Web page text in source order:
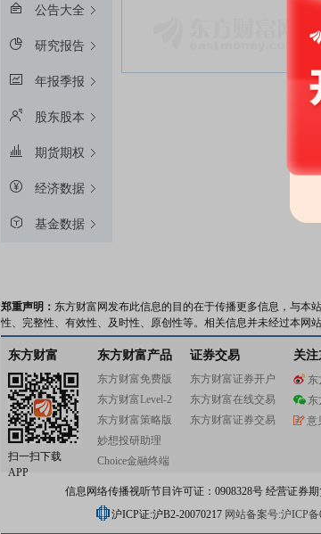
公告大全
研究报告
年报季报
股东股本
期货期权
经济数据
基金数据
郑重声明： 东方财富网发布此信息的目的在于传播更多信息，与本
性、完整性、有效性、及时性、原创性等。相关信息并未经过本网
东方财富
扫一扫下载
APP
东方财富产品
东方财富免费版
东方财富Level-2
东方财富策略版
妙想投研助理
Choice金融终端
证券交易
东方财富证券开户
东方财富在线交易
东方财富证券交易
关
东
东
意
信息网络传播视听节目许可证：0908328号 经营证券
沪ICP证:沪B2-20070217 网站备案号:沪ICP备